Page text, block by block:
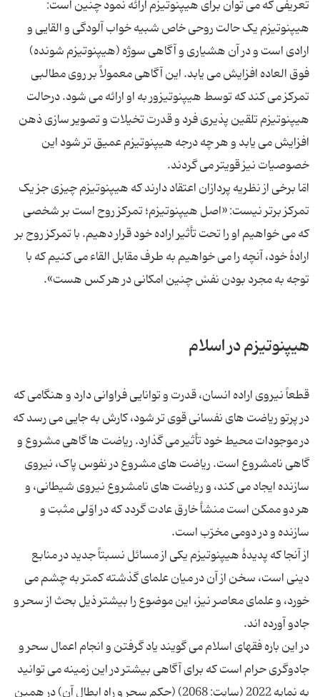
تعریفی که می توان برای هیپنوتیزم ارائه نمود چنین است:
هیپنوتیزم یک حالت روحی خاص شبیه خواب آلودگی و القایی و
ارادی است و در آن هشیاری و آگاهی سوژه (هیپنوتیزم شونده)
فوق العاده افزایش می یابد. این آگاهی معمولاً بر روی مطالبی
تمرکز می کند که توسط هیپنوتیزور به او ارائه می شود. درحالت
هیپنوتیزم تلقین پذیری فرد و قدرت تخیلات و تصویر سازی ذهن
افزایش می یابد و هر چه درجه هیپنوتیزم عمیق تر شود این
خصوصیات نیز قویتر می گردند.
امّا برخی از نظریه پردازان اعتقاد دارند که هیپنوتیزم چیزی جز یک
تمرکز برتر نیست: «اصل هیپنوتیزم؛ تمرکز روح است بر شخصی
که می خواهیم او را تحت تأثیر اراده خود قرار دهیم. با تمرکز روح بر
ارادۀ‌ خود، آنچه را می ‌خواهیم به طرف مقابل القاء می ‌کنیم که با
توجه به مجرد بودن نفسْ چنین امکانی در هر کس هست».
هیپنوتیزم در اسلام
قطعاً نیروى اراده انسان، قدرت و توانایی فراوانى دارد و هنگامى که
در پرتو ریاضت هاى نفسانى قوی تر شود، کارش به جایى مى ‏رسد که
در موجودات محیط خود تأثیر مى‏ گذارد. ریاضت ها گاهى مشروع و
گاهى نامشروع است. ریاضت هاى مشروع در نفوس پاک، نیروى
سازنده ایجاد مى‏ کند، و ریاضت هاى نامشروع نیروى شیطانى، و
هر دو ممکن است منشأ خارق عادت گردد که در اوّلى مثبت و
سازنده و در دومی مخرّب است.
از آنجا که پدیدۀ هیپنوتیزم یکی از مسائل نسبتاً جدید در منابع
دینی است، سخن از آن در میان علمای گذشته کمتر به چشم می
خورد، و علمای معاصر نیز، این موضوع را بیشتر ذیل بحث از سحر و
جادو آورده اند.
در این باره فقهاى اسلام مى ‏گویند یاد گرفتن و انجام اعمال سحر و
جادوگرى حرام است که برای آگاهی بیشتر در این زمینه می توانید
به نمایه 2022 (سایت: 2068) (حکم سحر و راه ابطال آن) در همین